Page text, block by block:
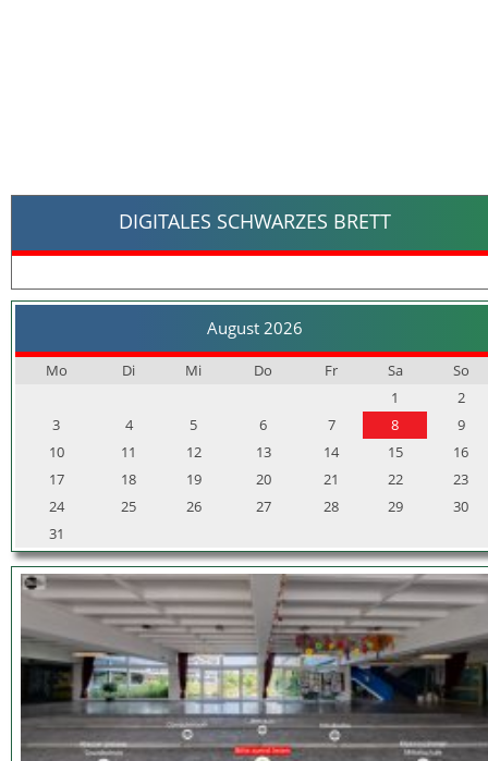
DIGITALES SCHWARZES BRETT
August 2026
Mo Di Mi Do Fr Sa
So
1
2
3
4 5 6 7 8
9
10
11 12 13 14 15
16
17
18 19 20 21 22
23
24
25 26 27 28 29
30
31